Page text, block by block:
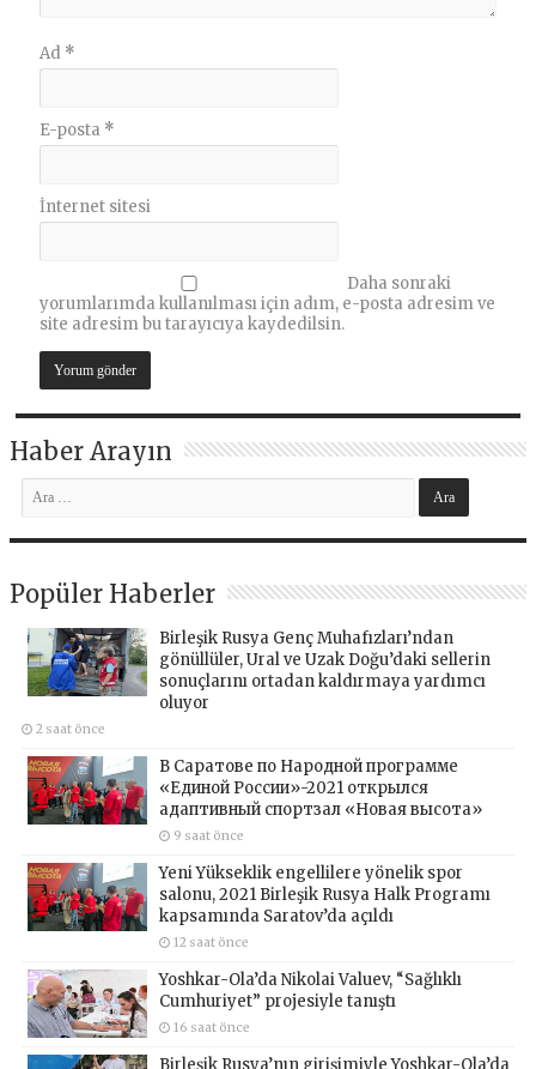
Ad *
E-posta *
İnternet sitesi
Daha sonraki
yorumlarımda kullanılması için adım, e-posta adresim ve
site adresim bu tarayıcıya kaydedilsin.
Haber Arayın
Popüler Haberler
Birleşik Rusya Genç Muhafızları’ndan
gönüllüler, Ural ve Uzak Doğu’daki sellerin
sonuçlarını ortadan kaldırmaya yardımcı
oluyor
2 saat önce
В Саратове по Народной программе
«Единой России»-2021 открылся
адаптивный спортзал «Новая высота»
9 saat önce
Yeni Yükseklik engellilere yönelik spor
salonu, 2021 Birleşik Rusya Halk Programı
kapsamında Saratov’da açıldı
12 saat önce
Yoshkar-Ola’da Nikolai Valuev, “Sağlıklı
Cumhuriyet” projesiyle tanıştı
16 saat önce